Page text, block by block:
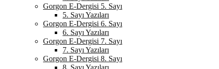
Gorgon E-Dergisi 5. Sayı
5. Sayı Yazıları
Gorgon E-Dergisi 6. Sayı
6. Sayı Yazıları
Gorgon E-Dergisi 7. Sayı
7. Sayı Yazıları
Gorgon E-Dergisi 8. Sayı
8. Sayı Yazıları